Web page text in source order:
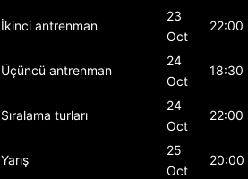
İkinci antrenman
23
Oct
22:00
Üçüncü antrenman
24
Oct
18:30
Sıralama turları
24
Oct
22:00
Yarış
25
Oct
20:00